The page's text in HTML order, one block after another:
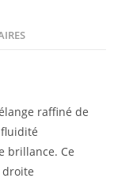
raffiné de
brillance. Ce
droite